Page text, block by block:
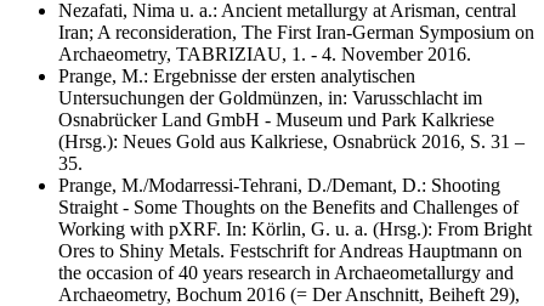
Nezafati, Nima u. a.: Ancient metallurgy at Arisman, central
Iran; A reconsideration, The First Iran-German Symposium on
Archaeometry, TABRIZIAU, 1. - 4. November 2016.
Prange, M.: Ergebnisse der ersten analytischen
Untersuchungen der Goldmünzen, in: Varusschlacht im
Osnabrücker Land GmbH - Museum und Park Kalkriese
(Hrsg.): Neues Gold aus Kalkriese, Osnabrück 2016, S. 31 –
35.
Prange, M./Modarressi-Tehrani, D./Demant, D.: Shooting
Straight - Some Thoughts on the Benefits and Challenges of
Working with pXRF. In: Körlin, G. u. a. (Hrsg.): From Bright
Ores to Shiny Metals. Festschrift for Andreas Hauptmann on
the occasion of 40 years research in Archaeometallurgy and
Archaeometry, Bochum 2016 (= Der Anschnitt, Beiheft 29),